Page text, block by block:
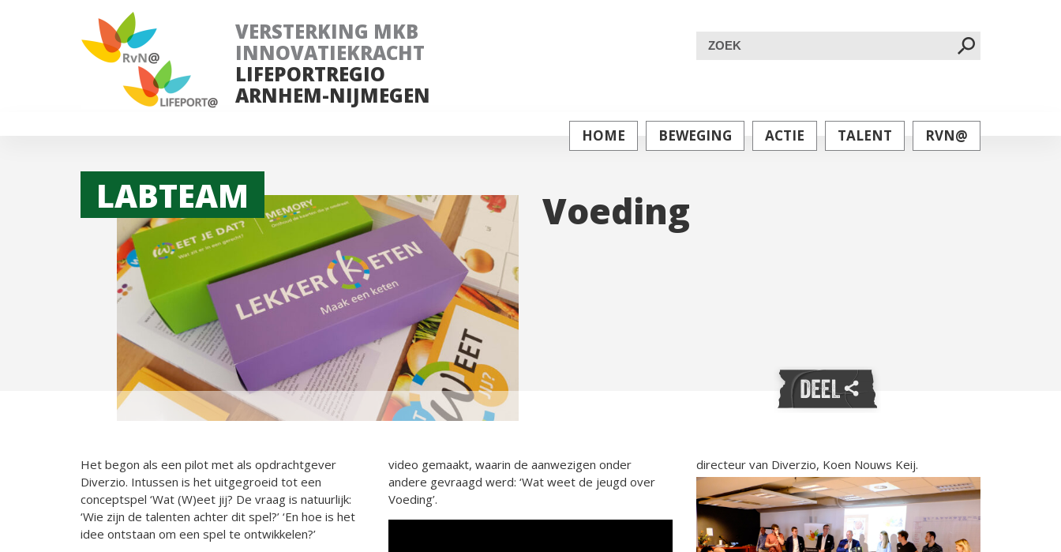
VERSTERKING MKB
INNOVATIEKRACHT
LIFEPORTREGIO
ARNHEM-NIJMEGEN
Zoeken
HOME BEWEGING ACTIE TALENT RVN@
LABTEAM Voeding
Het begon als een pilot met als opdrachtgever
Diverzio. Intussen is het uitgegroeid tot een
conceptspel ‘Wat (W)eet jij? De vraag is natuurlijk:
‘Wie zijn de talenten achter dit spel?’ ‘En hoe is het
idee ontstaan om een spel te ontwikkelen?’
video gemaakt, waarin de aanwezigen onder
andere gevraagd werd: ‘Wat weet de jeugd over
Voeding’.
directeur van Diverzio, Koen Nouws Keij.